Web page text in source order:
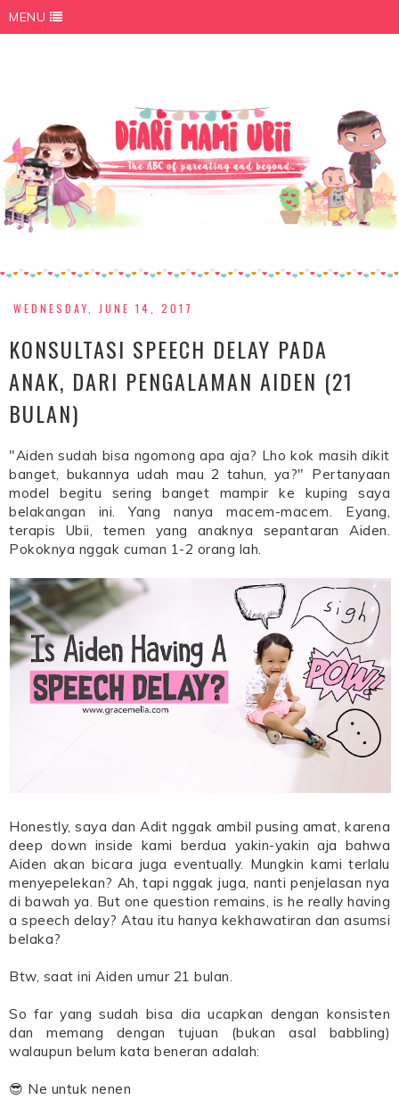
MENU
WEDNESDAY, JUNE 14, 2017
KONSULTASI SPEECH DELAY PADA
ANAK, DARI PENGALAMAN AIDEN (21
BULAN)
"Aiden sudah bisa ngomong apa aja? Lho kok masih dikit
banget, bukannya udah mau 2 tahun, ya?" Pertanyaan
model begitu sering banget mampir ke kuping saya
belakangan ini. Yang nanya macem-macem. Eyang,
terapis Ubii, temen yang anaknya sepantaran Aiden.
Pokoknya nggak cuman 1-2 orang lah.
Honestly, saya dan Adit nggak ambil pusing amat, karena
deep down inside kami berdua yakin-yakin aja bahwa
Aiden akan bicara juga eventually. Mungkin kami terlalu
menyepelekan? Ah, tapi nggak juga, nanti penjelasan nya
di bawah ya. But one question remains, is he really having
a speech delay? Atau itu hanya kekhawatiran dan asumsi
belaka?
Btw, saat ini Aiden umur 21 bulan.
So far yang sudah bisa dia ucapkan dengan konsisten
dan memang dengan tujuan (bukan asal babbling)
walaupun belum kata beneran adalah:
😎 Ne untuk nenen